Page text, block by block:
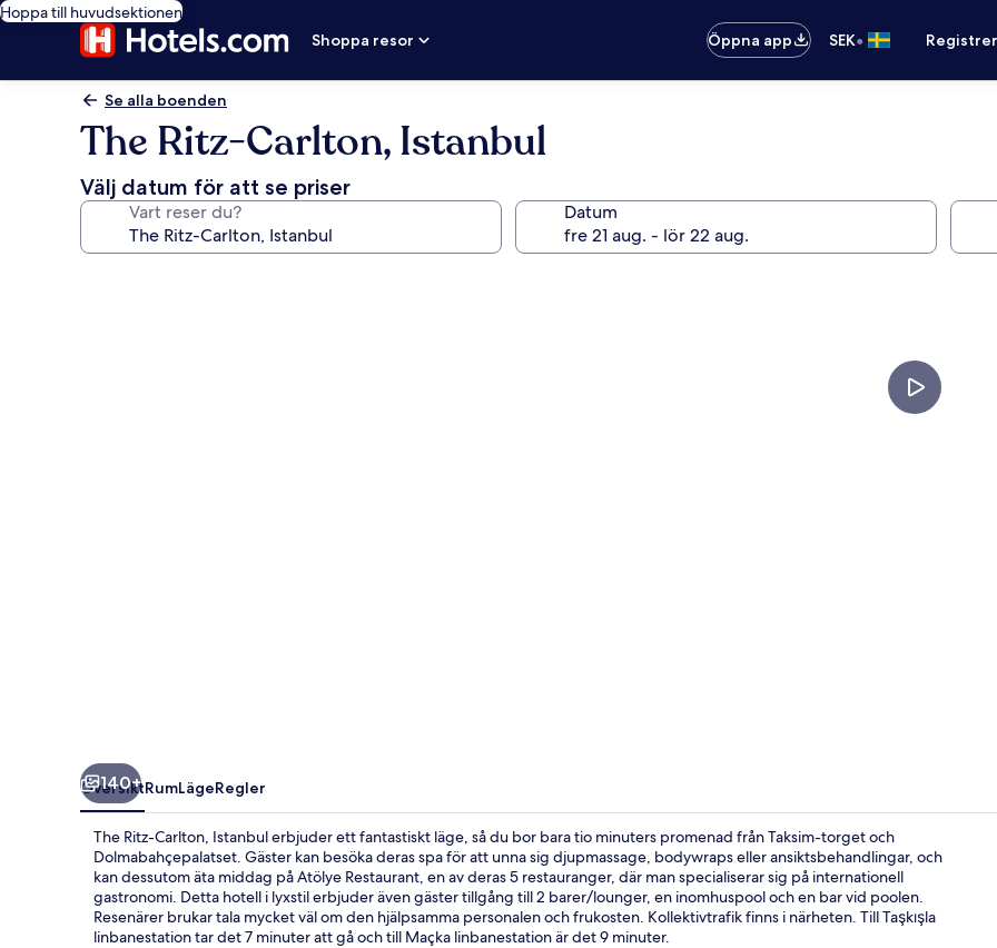
Hoppa till huvudsektionen
Shoppa resor
Öppna app SEK•
Se alla boenden
The Ritz-Carlton, Istanbul
Välj datum för att se priser
Vart reser du? Datum
Svit Club -
140+
ÖversiktRumLägeRegler
The Ritz-Carlton, Istanbul erbjuder ett fantastiskt läge, så du bor bara tio minuters promenad från Taksim-torget och
Dolmabahçepalatset. Gäster kan besöka deras spa för att unna sig djupmassage, bodywraps eller ansiktsbehandlingar, och
kan dessutom äta middag på Atölye Restaurant, en av deras 5 restauranger, där man specialiserar sig på internationell
gastronomi. Detta hotell i lyxstil erbjuder även gäster tillgång till 2 barer/lounger, en inomhuspool och en bar vid poolen.
Resenärer brukar tala mycket väl om den hjälpsamma personalen och frukosten. Kollektivtrafik finns i närheten. Till Taşkışla
linbanestation tar det 7 minuter att gå och till Maçka linbanestation är det 9 minuter.